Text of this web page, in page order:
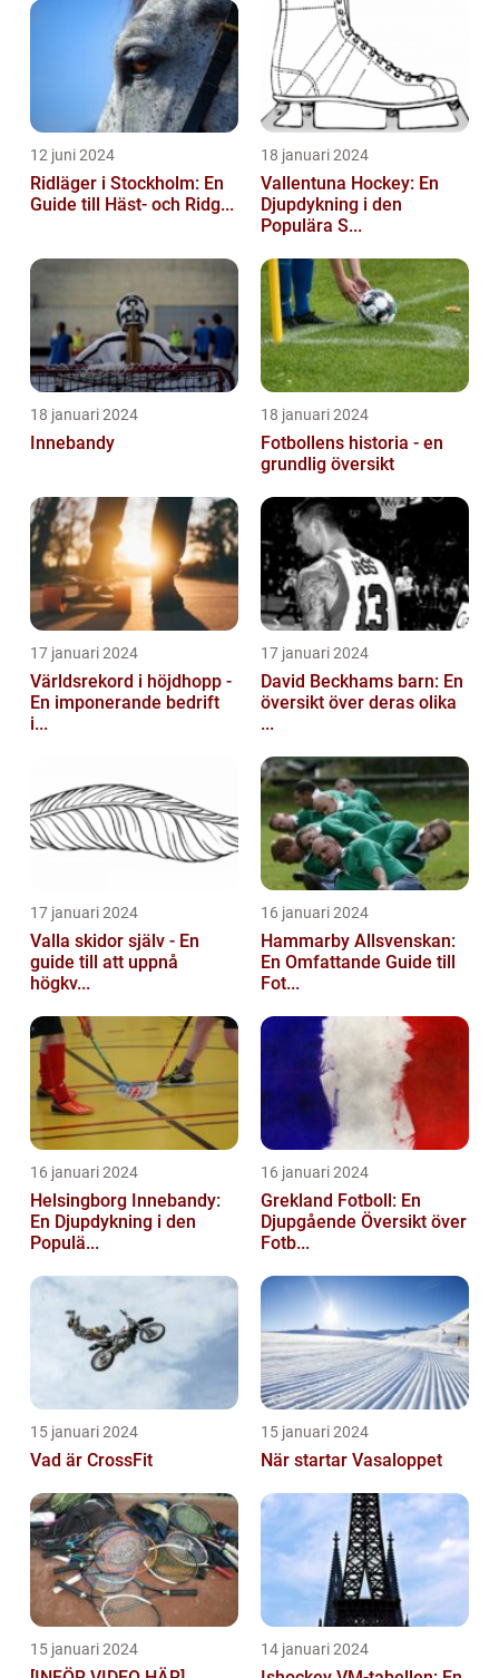
12 juni 2024
Ridläger i Stockholm: En
Guide till Häst- och Ridg...
18 januari 2024
Vallentuna Hockey: En
Djupdykning i den
Populära S...
18 januari 2024
Innebandy
18 januari 2024
Fotbollens historia - en
grundlig översikt
17 januari 2024
Världsrekord i höjdhopp -
En imponerande bedrift
i...
17 januari 2024
David Beckhams barn: En
översikt över deras olika
...
17 januari 2024
Valla skidor själv - En
guide till att uppnå
högkv...
16 januari 2024
Hammarby Allsvenskan:
En Omfattande Guide till
Fot...
16 januari 2024
Helsingborg Innebandy:
En Djupdykning i den
Populä...
16 januari 2024
Grekland Fotboll: En
Djupgående Översikt över
Fotb...
15 januari 2024
Vad är CrossFit
15 januari 2024
När startar Vasaloppet
15 januari 2024 14 januari 2024